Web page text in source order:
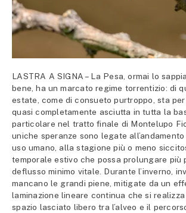
LASTRA A SIGNA – La Pesa, ormai lo
bene, ha un marcato regime torrentizio: di
estate, come di consueto purtroppo, sta
quasi completamente asciutta in tutta la
particolare nel tratto finale di Montelupo
uniche speranze sono legate
uso umano, alla stagione più o meno
temporale estivo che possa prolungare più
deflusso minimo vitale. Durante l’inverno,
mancano le grandi piene, mitigate da un
laminazione lineare continua che si
spazio lasciato libero tra l’alveo e il